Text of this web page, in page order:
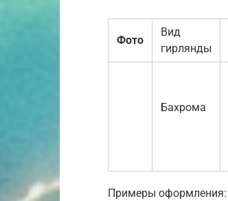
Фото
Вид
гирлянды
Бахрома
Примеры оформления: